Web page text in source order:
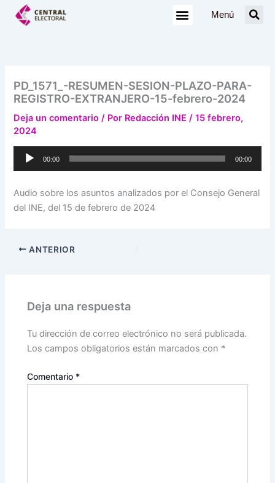
Menú
PD_1571_-RESUMEN-SESION-PLAZO-PARA-
REGISTRO-EXTRANJERO-15-febrero-2024
Deja un comentario / Por Redacción INE/15 febrero,
2024
Reproductor
00:00 00:00
Audio sobre los asuntos analizados por el Consejo General
del INE, del 15 de febrero de 2024
ANTERIOR
Deja una respuesta
Tu dirección de correo electrónico no será publicada.
Los campos obligatorios están marcados con *
Comentario *